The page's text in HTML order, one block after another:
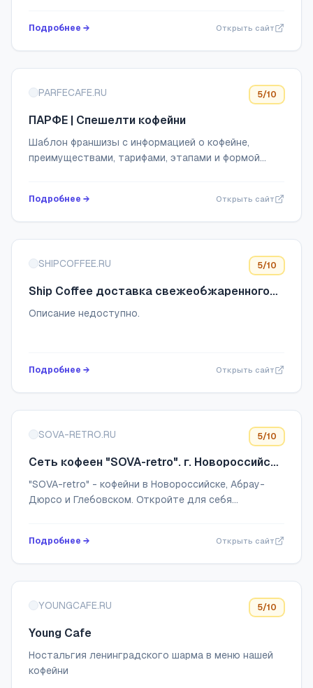
Подробнее → Открыть сайт
PARFECAFE.RU 5/10
ПАРФЕ | Спешелти кофейни
Шаблон франшизы с информацией о кофейне,
преимуществами, тарифами, этапами и формой
Подробнее → Открыть сайт
SHIPCOFFEE.RU 5/10
Ship Coffee доставка свежеобжаренного
кофе
Описание недоступно.
Подробнее → Открыть сайт
SOVA-RETRO.RU 5/10
Сеть кофеен "SOVA-retro". г. Новороссийск,
с. Глебовское, с. Абрау-Дюрсо.
"SOVA-retro" - кофейни в Новороссийске, Абрау-
Дюрсо и Глебовском. Откройте для себя
Подробнее → Открыть сайт
YOUNGCAFE.RU 5/10
Young Cafe
Ностальгия ленинградского шарма в меню нашей
кофейни